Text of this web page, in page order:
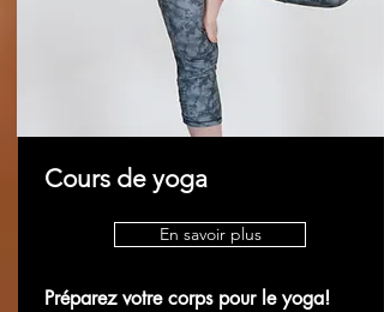
Cours de yoga
En savoir plus
Préparez votre corps pour le yoga!